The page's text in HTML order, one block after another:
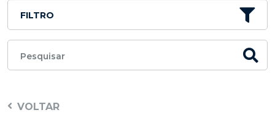
FILTRO
Pesquisar
VOLTAR